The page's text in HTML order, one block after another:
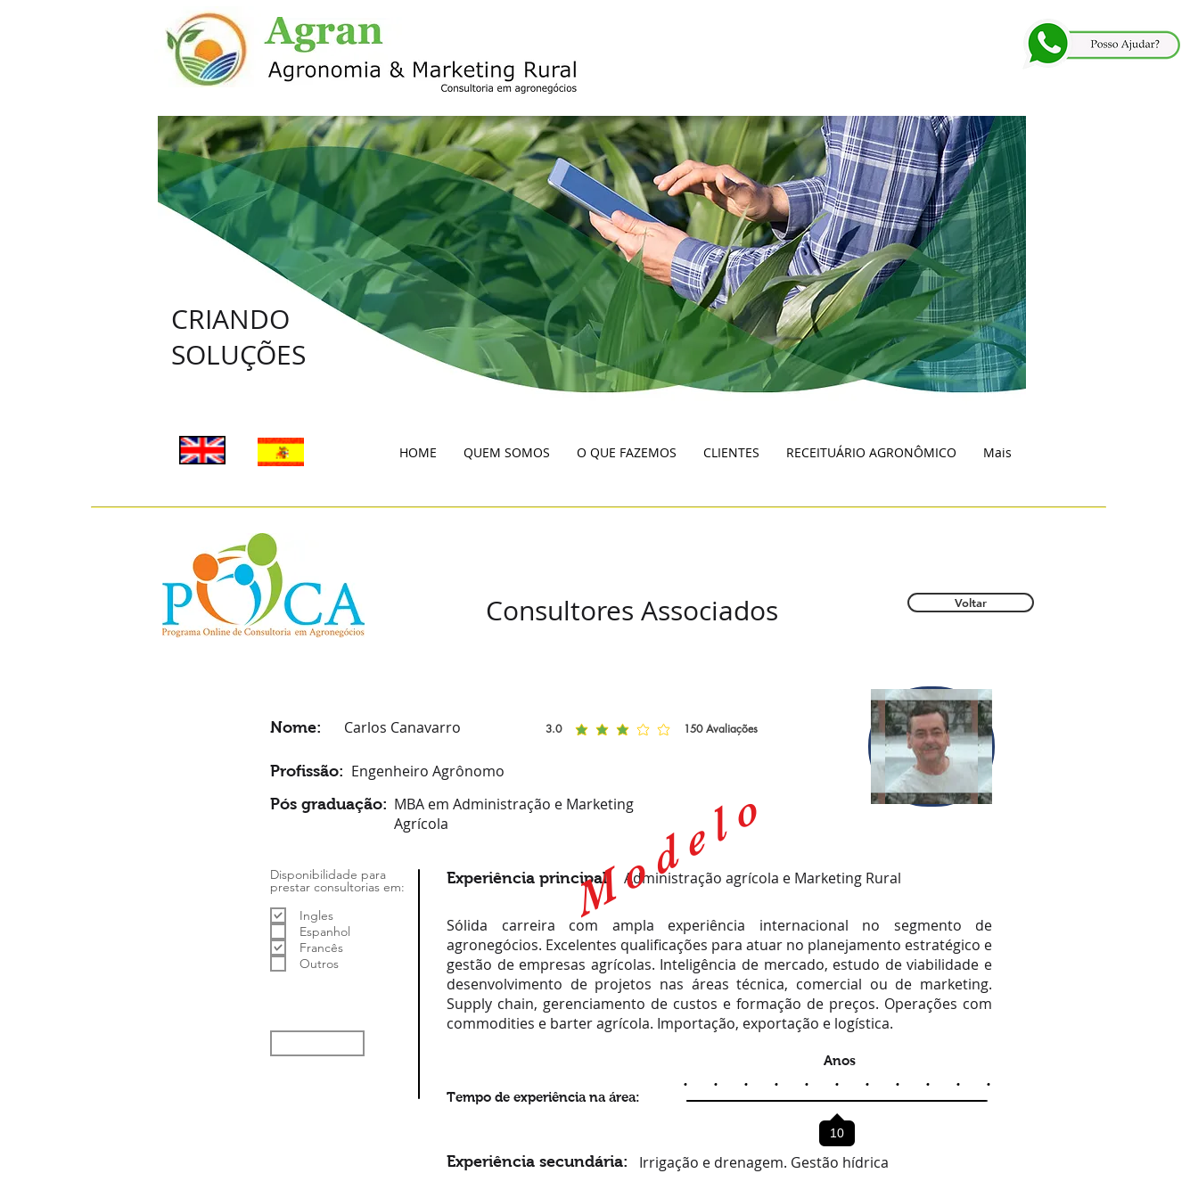
CRIANDO
SOLUÇÕES
HOME QUEM SOMOS O QUE FAZEMOS CLIENTES RECEITUÁRIO AGRONÔMICO Mais
Consultores Associados Voltar
Nome: Carlos Canavarro
Profissão: Engenheiro Agrônomo
Disponibilidade para
prestar consultorias em:
Ingles
Espanhol
Francês
Outros
Experiência principal: Administração agrícola e Marketing Rural
M o d e l o
Sólida carreira com ampla experiência internacional no segmento de
agronegócios. Excelentes qualificações para atuar no planejamento estratégico e
gestão de empresas agrícolas. Inteligência de mercado, estudo de viabilidade e
desenvolvimento de projetos nas áreas técnica, comercial ou de marketing.
Supply chain, gerenciamento de custos e formação de preços. Operações com
commodities e barter agrícola. Importação, exportação e logística.
Pós graduação: MBA em Administração e Marketing
Agrícola
3.0 150 Avaliações
classificação média é 3 de 5, com base em 150 votos, Avaliações
Anos
10
Tempo de experiência na área:
Experiência secundária: Irrigação e drenagem. Gestão hídrica